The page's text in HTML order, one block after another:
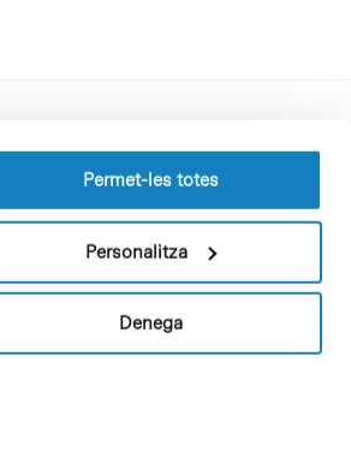
Permet-les totes
Personalitza
Denega
Perfil del contractant
Política de privacitat
Avís Legal
Política de cookies
Patrons i patrocinadors
Borsa de treball
Contacte